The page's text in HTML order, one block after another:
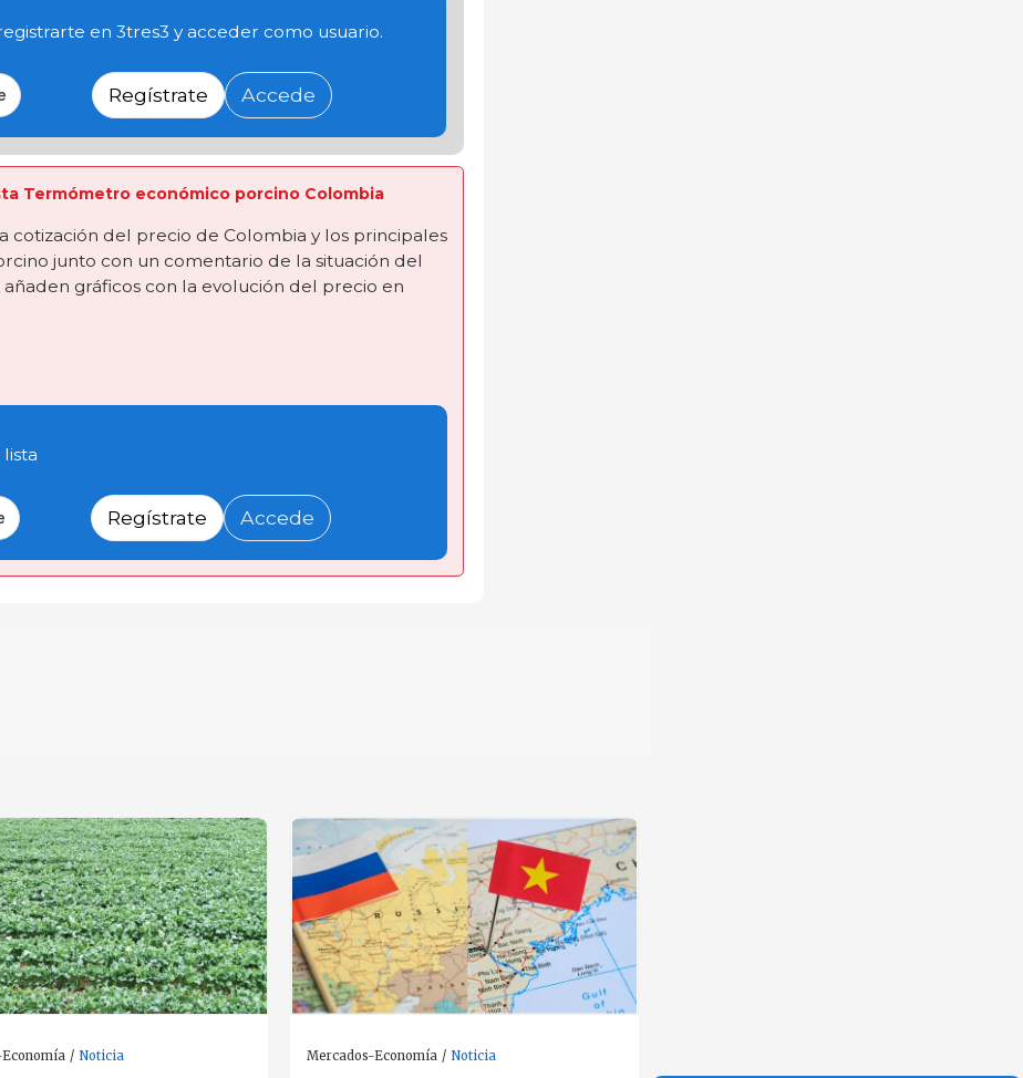
en 3tres3 y acceder como usuario.
Regístrate Accede
Termómetro económico porcino Colombia
cotización del precio de Colombia y los principales
junto con un comentario de la situación del
gráficos con la evolución del precio en
Regístrate Accede
Noticia Mercados-Economía Noticia